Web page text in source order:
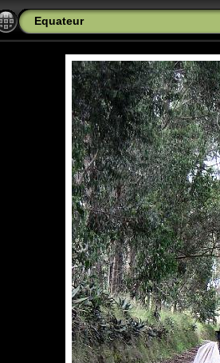
Equateur